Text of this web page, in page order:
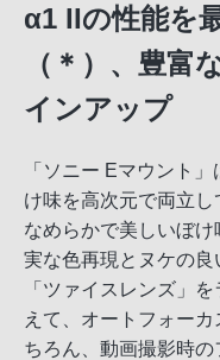
α1 IIの性能を
（＊）、豊富
インアップ
「ソニー Eマウント
け味を高次元で両立し
なめらかで美しいぼ
実な色再現とヌケの
「ツァイスレンズ」
えて、オートフォー
ちろん、動画撮影時